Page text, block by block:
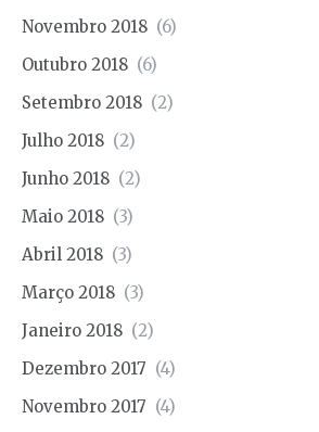
Novembro 2018 (6)
Outubro 2018 (6)
Setembro 2018 (2)
Julho 2018 (2)
Junho 2018 (2)
Maio 2018 (3)
Abril 2018 (3)
Março 2018 (3)
Janeiro 2018 (2)
Dezembro 2017 (4)
Novembro 2017 (4)